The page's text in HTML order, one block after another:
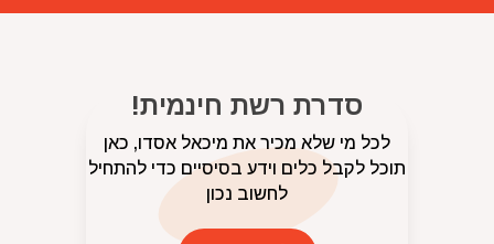
סדרת רשת חינמית!
לכל מי שלא מכיר את מיכאל אסדו, כאן
תוכל לקבל כלים וידע בסיסיים כדי להתחיל
לחשוב נכון